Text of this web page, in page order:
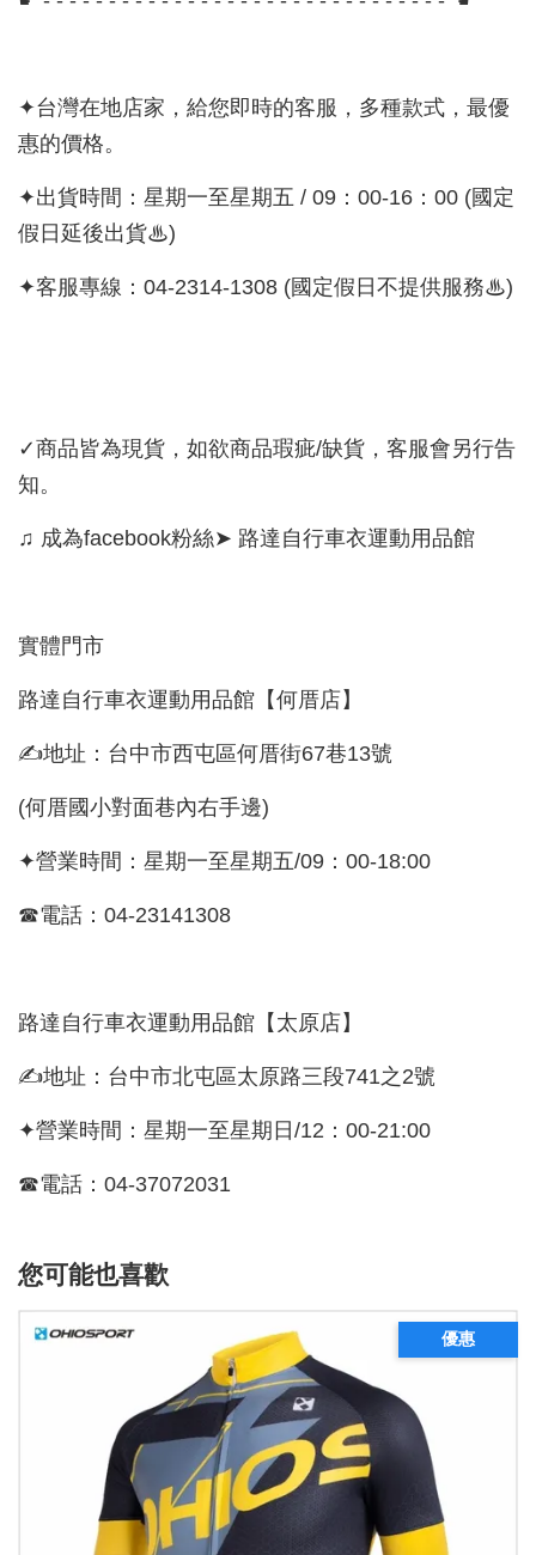
✦台灣在地店家，給您即時的客服，多種款式，最優
惠的價格。
✦出貨時間：星期一至星期五 / 09：00-16：00 (國定
假日延後出貨♨)
✦客服專線：04-2314-1308 (國定假日不提供服務♨)
✓商品皆為現貨，如欲商品瑕疵/缺貨，客服會另行告
知。
♫ 成為facebook粉絲➤ 路達自行車衣運動用品館
實體門市
路達自行車衣運動用品館【何厝店】
✍地址：台中市西屯區何厝街67巷13號
(何厝國小對面巷內右手邊)
✦營業時間：星期一至星期五/09：00-18:00
☎電話：04-23141308
路達自行車衣運動用品館【太原店】
✍地址：台中市北屯區太原路三段741之2號
✦營業時間：星期一至星期日/12：00-21:00
☎電話：04-37072031
您可能也喜歡
優惠